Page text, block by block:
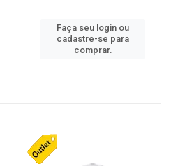
Faça seu login ou
cadastre-se para
comprar.